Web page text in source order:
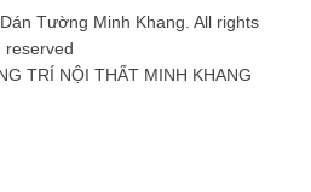
Tường Minh Khang. All rights
reserved
TRÍ NỘI THẤT MINH KHANG